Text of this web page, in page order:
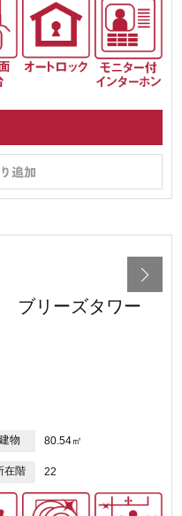
ブリーズタワー
建物 80.54㎡
在階 22